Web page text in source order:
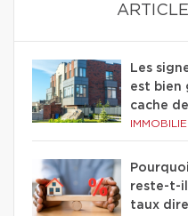
Les
est bien
cache
reste-t-il
taux